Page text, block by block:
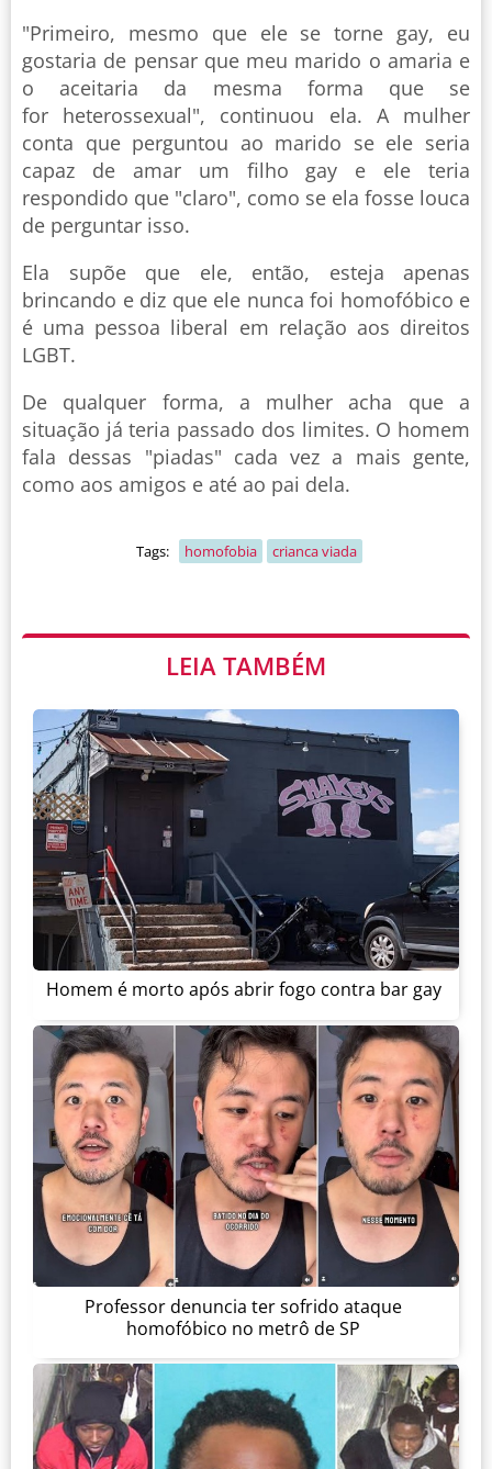
"Primeiro, mesmo que ele se torne gay, eu
gostaria de pensar que meu marido o amaria e
o aceitaria da mesma forma que se
for heterossexual", continuou ela. A mulher
conta que perguntou ao marido se ele seria
capaz de amar um filho gay e ele teria
respondido que "claro", como se ela fosse louca
de perguntar isso.
Ela supõe que ele, então, esteja apenas
brincando e diz que ele nunca foi homofóbico e
é uma pessoa liberal em relação aos direitos
LGBT.
De qualquer forma, a mulher acha que a
situação já teria passado dos limites. O homem
fala dessas "piadas" cada vez a mais gente,
como aos amigos e até ao pai dela.
Tags: homofobia crianca viada
LEIA TAMBÉM
Homem é morto após abrir fogo contra bar gay
Professor denuncia ter sofrido ataque
homofóbico no metrô de SP